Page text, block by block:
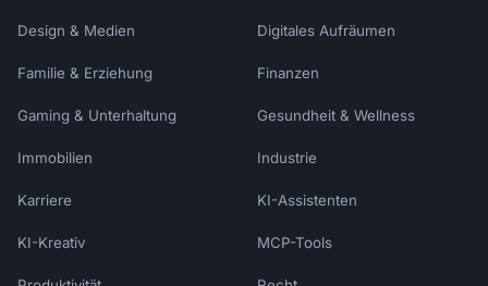
Design & Medien Digitales Aufräumen
Familie & Erziehung Finanzen
Gaming & Unterhaltung Gesundheit & Wellness
Immobilien Industrie
Karriere KI-Assistenten
KI-Kreativ MCP-Tools